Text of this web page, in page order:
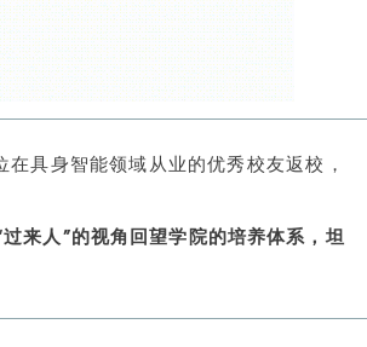
在具身智能领域从业的优秀校友返校，
过来人”的视角回望学院的培养体系，坦